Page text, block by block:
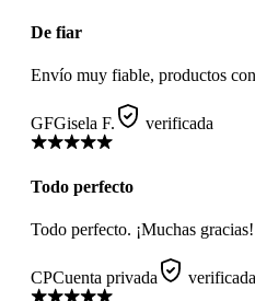
De fiar
Envío muy fiable, productos
GFGisela F. verificada
Todo perfecto
Todo perfecto. ¡Muchas gracias!
CPCuenta privada verificada